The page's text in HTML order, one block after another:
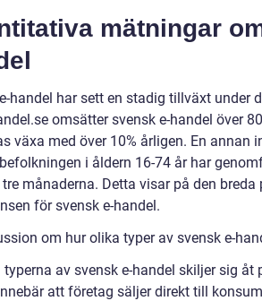
mätningar
handel har sett en stadig tillväxt under
omsätter svensk e-handel över
växa med över 10% årligen. En annan
i åldern 16-74 år har
månaderna. Detta visar på den breda
för svensk e-handel.
om hur olika typer av svensk e-
typerna av svensk e-handel skiljer sig åt
att företag säljer direkt till